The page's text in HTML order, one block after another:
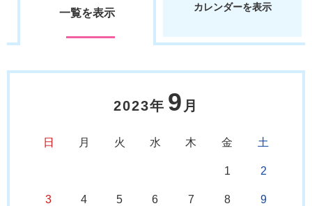
一覧を表示 カレンダーを表示
2023年 9 月
日 月 火 水 木 金 土
1 2
3 4 5 6 7 8 9